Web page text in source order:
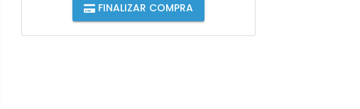
FINALIZAR COMPRA